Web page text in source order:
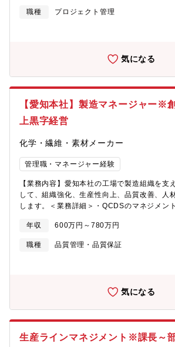
集します。【職務内容】■工事関連業務対応
■監理技術者としての現場配置■工事現場パト
への手続き対応 他※改変・工事等の実作業は
【同社について】■社風について総合商社の
う言葉がありますが、自由度が高く、自分の
する精神を強く持った人を集め、企業の強み
す。■双日マシナリー発足の経緯2004年4月
カトロニクス、ニチメン、日商岩井マ シナリ
化を図りました。徹底した顧客満足を実現 す
ジネスモデル構築と事業創造に注力していま
職種
プロジェクト管理
気になる
【愛知本社】製造マネージャー※
上黒字経営
化学・繊維・素材メーカー
管理職・マネージャー経験
【業務内容】愛知本社の工場で製造組織を支
して、組織強化、生産性向上、品質改善、人
します。＜業務詳細＞・QCDSのマネジメン
験に合わせてお任せする業務を相談させてい
構成】愛知本社工場：100名体制（20代～40
中）※手掛ける製品や使用する機械によって
造を行っています。【当社工場に関して】半
先端の加工機械を導入し、マシニングセンタ
上位に入り、当社のような規模で切削加工を
される企業となり、現在では月に1万～2万種
年収 600万円～780万円
職種
品質管理・品質保証
気になる
生産ラインマネジメント※課長～